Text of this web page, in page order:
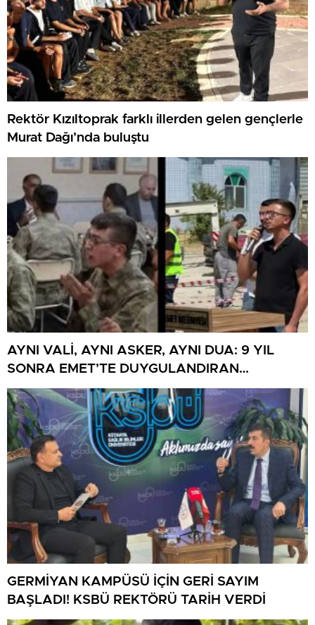
Rektör Kızıltoprak farklı illerden gelen gençlerle
Murat Dağı’nda buluştu
AYNI VALİ, AYNI ASKER, AYNI DUA: 9 YIL
SONRA EMET’TE DUYGULANDIRAN
BULUŞMA
GERMİYAN KAMPÜSÜ İÇİN GERİ SAYIM
BAŞLADI! KSBÜ REKTÖRÜ TARİH VERDİ